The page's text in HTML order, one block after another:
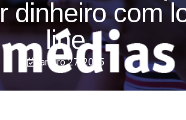
dinheiro com
line
janeiro 27, 2025